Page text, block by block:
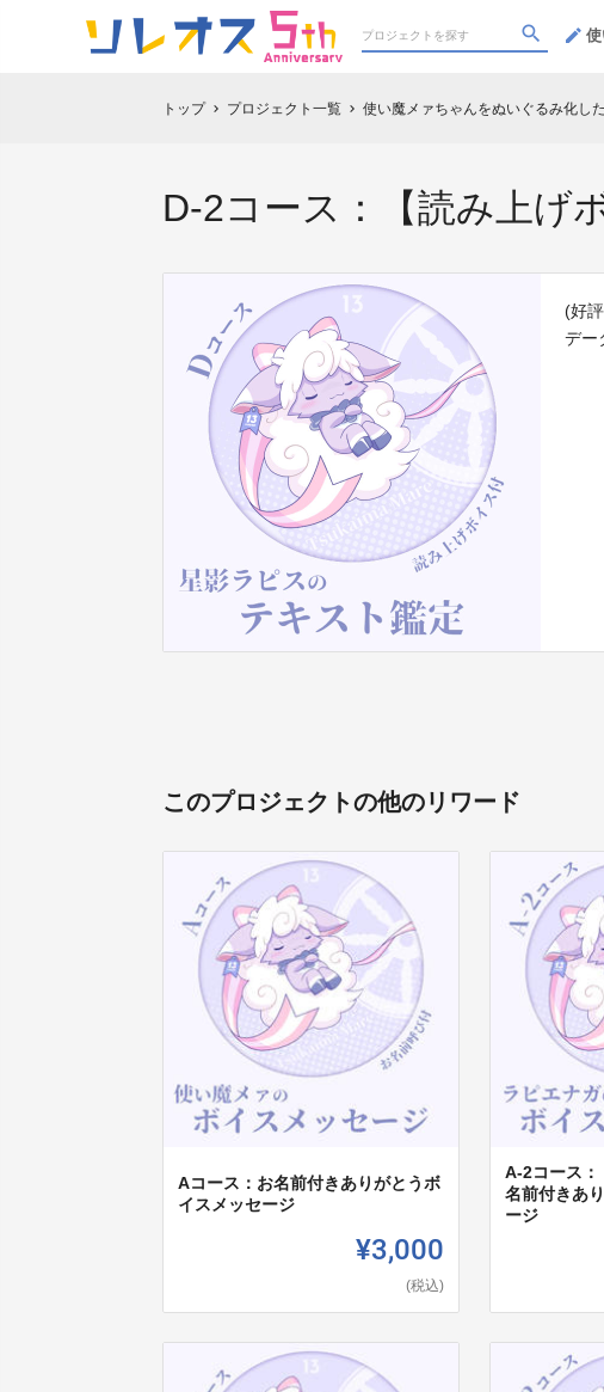
トップ chevron_right プロジェクト一覧 chevron_right 使い魔メァちゃんをぬいぐるみ化し
D-2コース：【読み上げ
(好
デー
このプロジェクトの他のリワード
Aコース：お名前付きありがとうボ
イスメッセージ
¥3,000
(税込)
A-2コース
名前付きあ
ージ